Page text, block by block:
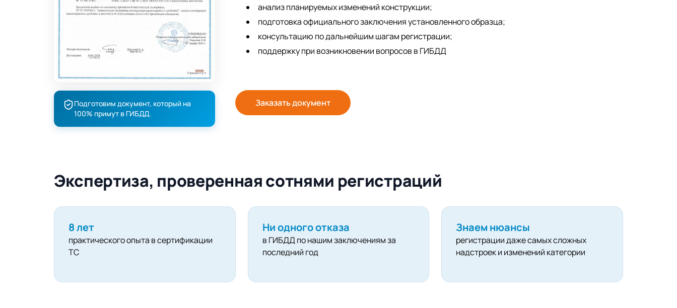
Подготовим документ, который на
100% примут в ГИБДД.
анализ планируемых изменений конструкции;
подготовка официального заключения установленного образца;
консультацию по дальнейшим шагам регистрации;
поддержку при возникновении вопросов в ГИБДД
Заказать документ
Экспертиза, проверенная сотнями регистраций
8 лет
практического опыта в сертификации
ТС
Ни одного отказа
в ГИБДД по нашим заключениям за
последний год
Знаем нюансы
регистрации даже самых сложных
надстроек и изменений категории